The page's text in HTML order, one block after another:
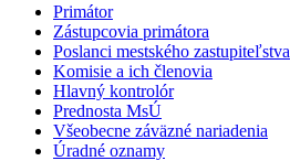
Primátor
Zástupcovia primátora
Poslanci mestského zastupiteľstva
Komisie a ich členovia
Hlavný kontrolór
Prednosta MsÚ
Všeobecne záväzné nariadenia
Úradné oznamy